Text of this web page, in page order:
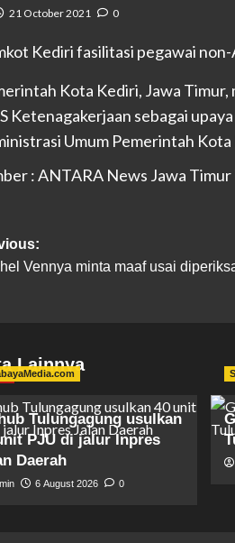
21 October 2021 0
Kota Kediri, Jawa
Ketenagakerjaan sebagai
Umum Pemerintah
: ANTARA News Jawa
Vennya minta maaf usai
Lainnya
Tulungagung usulkan
PJU di jalur Inpres
Daerah
6 August 2026 0